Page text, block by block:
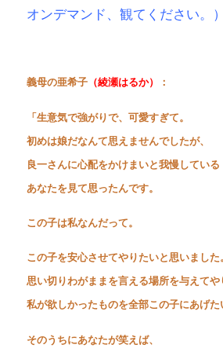
オンデマンド、観てください。）
義母の亜希子（綾瀬はるか） ：
「生意気で強がりで、可愛すぎて。
初めは娘だなんて思えませんでしたが、
良一さんに心配をかけまいと我慢している
あなたを見て思ったんです。
この子は私なんだって。
この子を安心させてやりたいと思いました。
思い切りわがままを言える場所を与えてや
私が欲しかったものを全部この子にあげた
そのうちにあなたが笑えば、